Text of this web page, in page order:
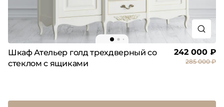
Шкаф Ательер голд трехдверный со
стеклом с ящиками
242 000 ₽
285 000 ₽